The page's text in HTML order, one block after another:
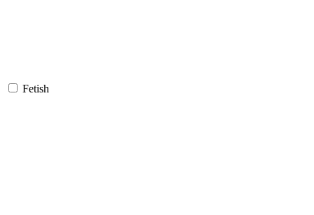
Fetish